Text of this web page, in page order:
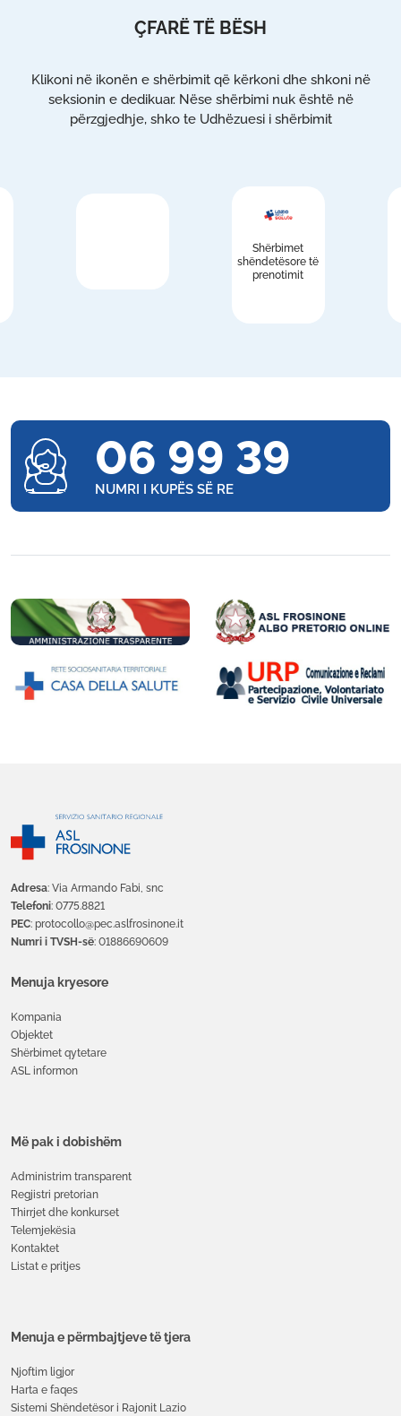
ÇFARË TË BËSH
Klikoni në ikonën e shërbimit që kërkoni dhe shkoni në
seksionin e dedikuar. Nëse shërbimi nuk është në
përzgjedhje, shko te Udhëzuesi i shërbimit
Shërbimet
shëndetësore të
prenotimit
06 99 39
NUMRI I KUPËS SË RE
Adresa: Via Armando Fabi, snc
Telefoni: 0775.8821
PEC: protocollo@pec.aslfrosinone.it
Numri i TVSH-së: 01886690609
Menuja kryesore
Kompania
Objektet
Shërbimet qytetare
ASL informon
Më pak i dobishëm
Administrim transparent
Regjistri pretorian
Thirrjet dhe konkurset
Telemjekësia
Kontaktet
Listat e pritjes
Menuja e përmbajtjeve të tjera
Njoftim ligjor
Harta e faqes
Sistemi Shëndetësor i Rajonit Lazio